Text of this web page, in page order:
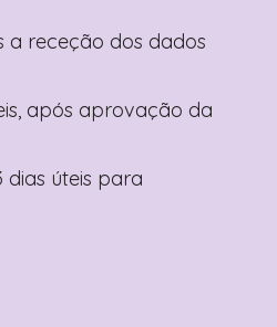
a receção dos dados
após aprovação da
dias úteis para